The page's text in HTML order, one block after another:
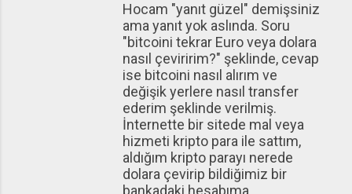
Hocam "yanıt güzel" demişsiniz
ama yanıt yok aslında. Soru
"bitcoini tekrar Euro veya dolara
nasıl çeviririm?" şeklinde, cevap
ise bitcoini nasıl alırım ve
değişik yerlere nasıl transfer
ederim şeklinde verilmiş.
İnternette bir sitede mal veya
hizmeti kripto para ile sattım,
aldığım kripto parayı nerede
dolara çevirip bildiğimiz bir
bankadaki hesabıma